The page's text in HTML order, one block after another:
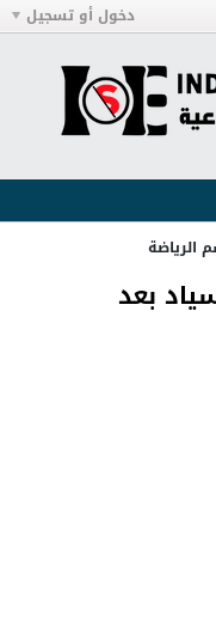
دخول أو تسجيل
الرياضة
بعد